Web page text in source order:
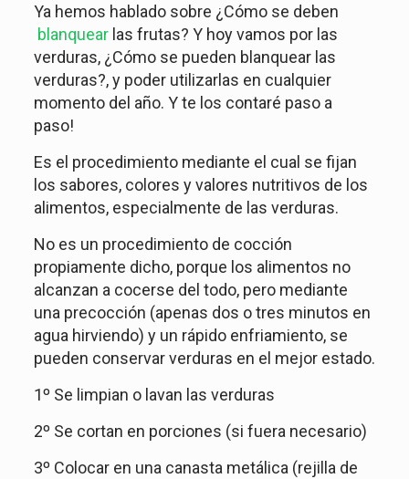
Ya hemos hablado sobre ¿Cómo se deben
blanquearlas frutas? Y hoy vamos por las
verduras, ¿Cómo se pueden blanquear las
verduras?, y poder utilizarlas en cualquier
momento del año. Y te los contaré paso a
paso!
Es el procedimiento mediante el cual se fijan
los sabores, colores y valores nutritivos de los
alimentos, especialmente de las verduras.
No es un procedimiento de cocción
propiamente dicho, porque los alimentos no
alcanzan a cocerse del todo, pero mediante
una precocción (apenas dos o tres minutos en
agua hirviendo) y un rápido enfriamiento, se
pueden conservar verduras en el mejor estado.
1º Se limpian o lavan las verduras
2º Se cortan en porciones (si fuera necesario)
3º Colocar en una canasta metálica (rejilla de